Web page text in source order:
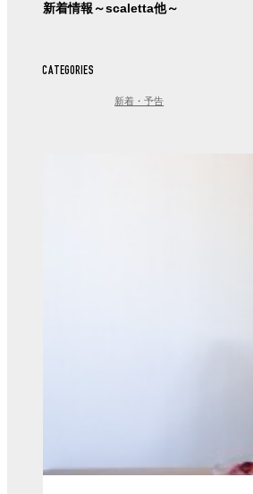
新着情報～scaletta他～
CATEGORIES
新着・予告